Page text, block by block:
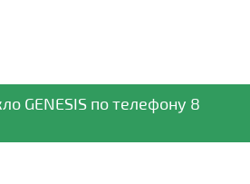
GENESIS по телефону 8